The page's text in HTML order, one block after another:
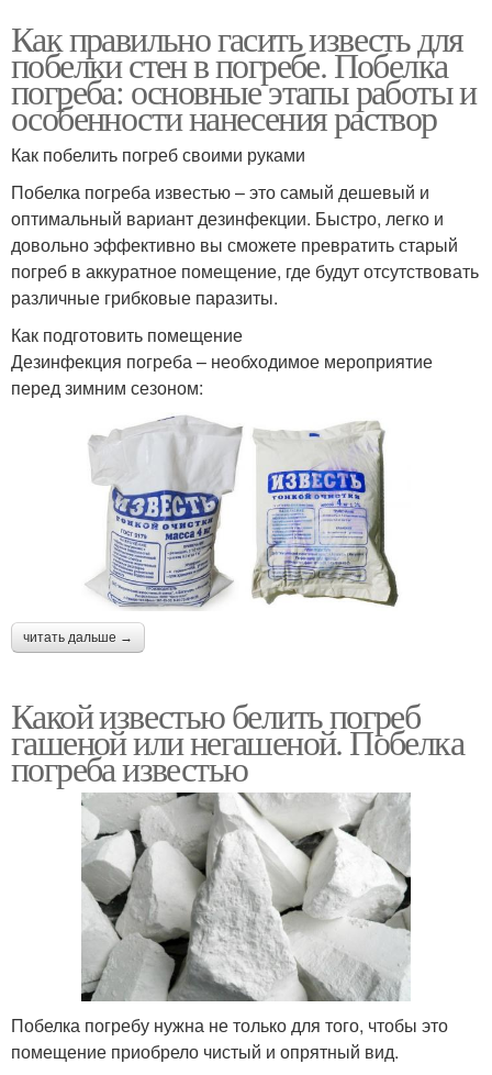
Как правильно гасить известь для
побелки стен в погребе. Побелка
погреба: основные этапы работы и
особенности нанесения раствор
Как побелить погреб своими руками
Побелка погреба известью – это самый дешевый и
оптимальный вариант дезинфекции. Быстро, легко и
довольно эффективно вы сможете превратить старый
погреб в аккуратное помещение, где будут отсутствовать
различные грибковые паразиты.
Как подготовить помещение
Дезинфекция погреба – необходимое мероприятие
перед зимним сезоном:
читать дальше →
Какой известью белить погреб
гашеной или негашеной. Побелка
погреба известью
Побелка погребу нужна не только для того, чтобы это
помещение приобрело чистый и опрятный вид.